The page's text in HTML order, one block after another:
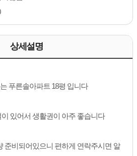
상세설명
푸른솔아파트 18평 입니다
있어서 생활권이 아주 좋습니다
준비되어있으니 편하게 연락주시면 알